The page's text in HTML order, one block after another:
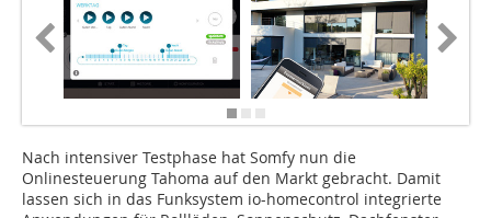
Nach intensiver Testphase hat Somfy nun die
Onlinesteuerung Tahoma auf den Markt gebracht. Damit
lassen sich in das Funksystem io-homecontrol integrierte